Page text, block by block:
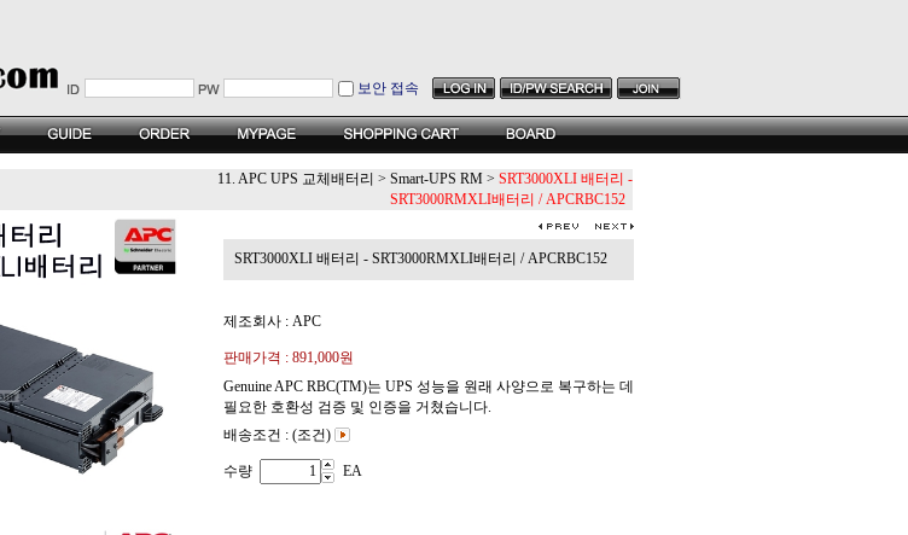
보안 접속
11. APC UPS 교체배터리 > Smart-UPS RM > SRT3000XLI 배터리 -
SRT3000RMXLI배터리 / APCRBC152
SRT3000XLI 배터리 - SRT3000RMXLI배터리 / APCRBC152
제조회사 : APC
판매가격 : 891,000원
Genuine APC RBC(TM)는 UPS 성능을 원래 사양으로 복구하는 데
필요한 호환성 검증 및 인증을 거쳤습니다.
배송조건 : (조건)
수량 EA